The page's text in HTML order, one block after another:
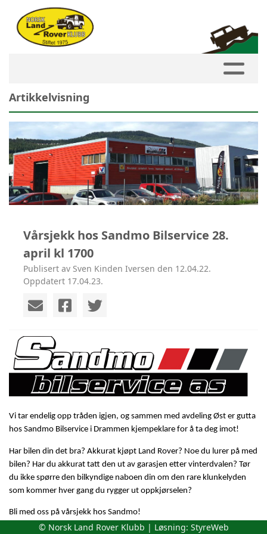
Artikkelvisning
Vårsjekk hos Sandmo Bilservice 28.
april kl 1700
Publisert av Sven Kinden Iversen den 12.04.22.
Oppdatert 17.04.23.
Vi tar endelig opp tråden igjen, og sammen med avdeling Øst er gutta
hos Sandmo Bilservice i Drammen kjempeklare for å ta deg imot!
Har bilen din det bra? Akkurat kjøpt Land Rover? Noe du lurer på med
bilen? Har du akkurat tatt den ut av garasjen etter vinterdvalen? Tør
du ikke spørre den bilkyndige naboen din om den rare klunkelyden
som kommer hver gang du rygger ut oppkjørselen?
Bli med oss på vårsjekk hos Sandmo!
© Norsk Land Rover Klubb | Løsning: StyreWeb